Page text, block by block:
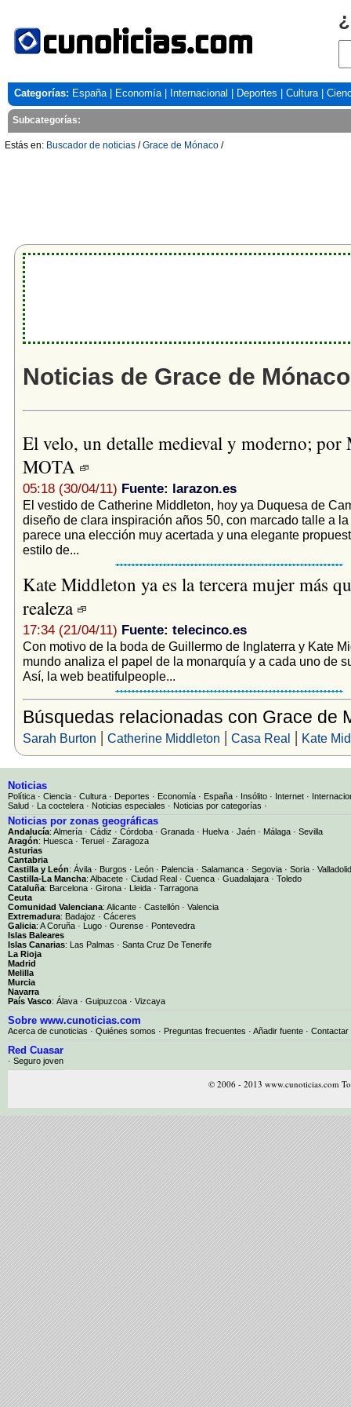
Categorías: España| Economía| Internacional Deportes Cultura|
Subcategorías:
Estás en: Buscador de noticias /Grace de Mónaco /
Noticias de Grace de Mónaco
El velo, un detalle medieval y moderno; por
MOTA
05:18 (30/04/11) Fuente: larazon.es
El vestido de Catherine Middleton, hoy ya Duquesa de
diseño de clara inspiración años 50, con marcado talle a la
parece una elección muy acertada y una elegante
estilo de...
Kate Middleton ya es la tercera mujer más
realeza
17:34 (21/04/11) Fuente: telecinco.es
Con motivo de la boda de Guillermo de Inglaterra y Kate
mundo analiza el papel de la monarquía y a cada uno de
Así, la web beatifulpeople...
Búsquedas relacionadas con Grace de
Sarah Burton | Catherine Middleton | Casa Real | Kate
Noticias
Política · Ciencia · Cultura · Deportes · Economía · España · Insólito · Internet ·
Salud · La coctelera · Noticias especiales · Noticias por categorías ·
Noticias por zonas geográficas
Andalucía: Almería · Cádiz · Córdoba · Granada · Huelva · Jaén · Málaga · Sevilla
Aragón: Huesca · Teruel · Zaragoza
Asturias
Cantabria
Castilla y León: Ávila · Burgos · León · Palencia · Salamanca · Segovia · Soria · Valladolid
Castilla-La Mancha: Albacete · Ciudad Real · Cuenca · Guadalajara · Toledo
Cataluña: Barcelona · Girona · Lleida · Tarragona
Ceuta
Comunidad Valenciana: Alicante · Castellón · Valencia
Extremadura: Badajoz · Cáceres
Galicia: A Coruña · Lugo · Ourense · Pontevedra
Islas Baleares
Islas Canarias: Las Palmas · Santa Cruz De Tenerife
La Rioja
Madrid
Melilla
Murcia
Navarra
País Vasco: Álava · Guipuzcoa · Vizcaya
Sobre www.cunoticias.com
Acerca de cunoticias · Quiénes somos · Preguntas frecuentes · Añadir fuente · Contactar
Red Cuasar
· Seguro joven
© 2006 - 2013 www.cunoticias.com